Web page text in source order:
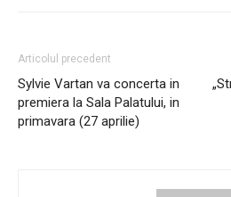
Articolul precedent
Sylvie Vartan va concerta in
premiera la Sala Palatului, in
primavara (27 aprilie)